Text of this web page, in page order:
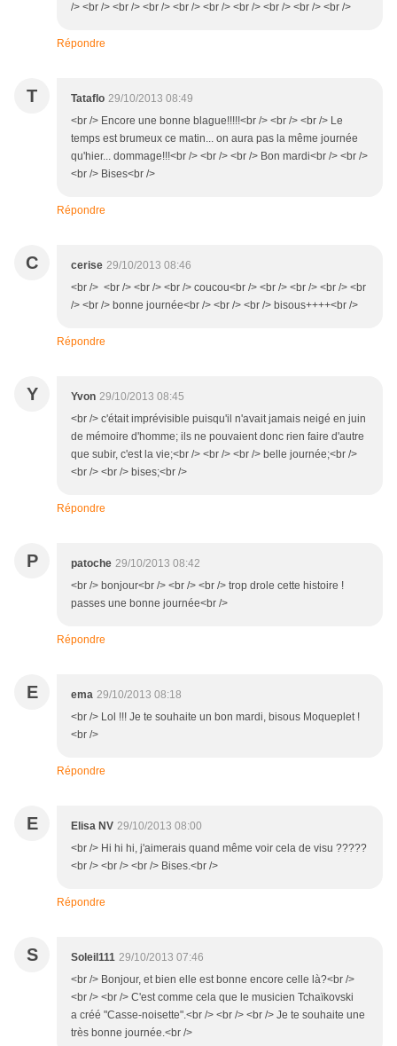
/> <br /> <br /> <br /> <br /> <br /> <br /> <br /> <br /> <br />
Répondre
T Tataflo 29/10/2013 08:49
<br /> Encore une bonne blague!!!!!<br /> <br /> <br /> Le
temps est brumeux ce matin... on aura pas la même journée
qu'hier... dommage!!!<br /> <br /> <br /> Bon mardi<br /> <br />
<br /> Bises<br />
Répondre
C cerise 29/10/2013 08:46
<br /> <br /> <br /> <br /> coucou<br /> <br /> <br /> <br /> <br
/> <br /> bonne journée<br /> <br /> <br /> bisous++++<br />
Répondre
Y Yvon 29/10/2013 08:45
<br /> c'était imprévisible puisqu'il n'avait jamais neigé en juin
de mémoire d'homme; ils ne pouvaient donc rien faire d'autre
que subir, c'est la vie;<br /> <br /> <br /> belle journée;<br />
<br /> <br /> bises;<br />
Répondre
P patoche 29/10/2013 08:42
<br /> bonjour<br /> <br /> <br /> trop drole cette histoire !
passes une bonne journée<br />
Répondre
E ema 29/10/2013 08:18
<br /> Lol !!! Je te souhaite un bon mardi, bisous Moqueplet !
<br />
Répondre
E Elisa NV 29/10/2013 08:00
<br /> Hi hi hi, j'aimerais quand même voir cela de visu ?????
<br /> <br /> <br /> Bises.<br />
Répondre
S Soleil111 29/10/2013 07:46
<br /> Bonjour, et bien elle est bonne encore celle là?<br />
<br /> <br /> C'est comme cela que le musicien Tchaïkovski
a créé "Casse-noisette".<br /> <br /> <br /> Je te souhaite une
très bonne journée.<br />